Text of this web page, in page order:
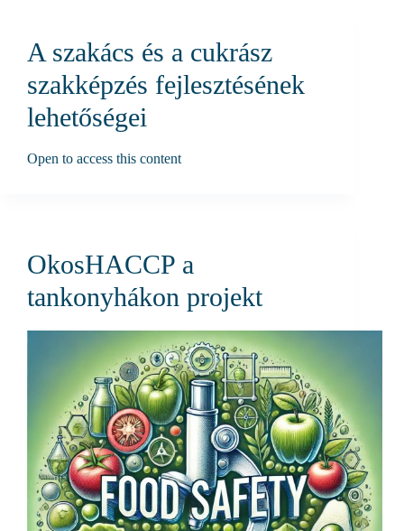
A szakács és a cukrász
szakképzés fejlesztésének
lehetőségei
Open to access this content
OkosHACCP a
tankonyhákon projekt